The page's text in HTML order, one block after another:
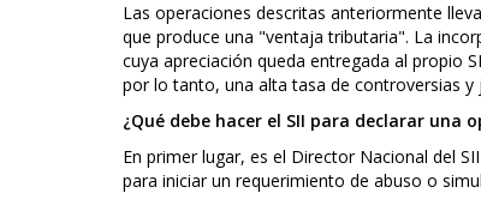
Las operaciones descritas anteriormente
que produce una "ventaja tributaria". La
cuya apreciación queda entregada al propio
por lo tanto, una alta tasa de controversias y
¿Qué debe hacer el SII para declarar una
En primer lugar, es el Director Nacional del
para iniciar un requerimiento de abuso o